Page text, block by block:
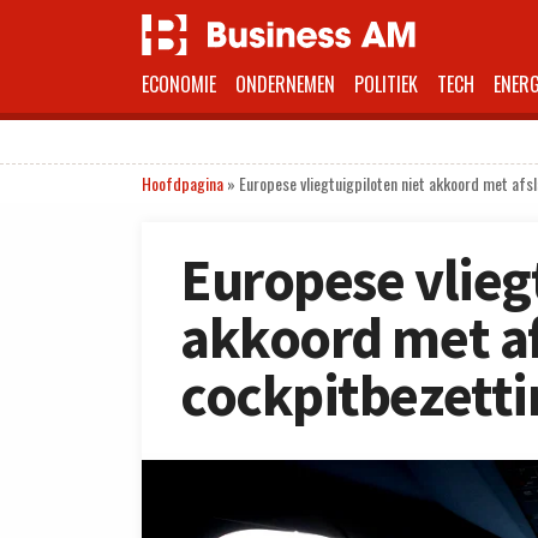
ECONOMIE ONDERNEMEN POLITIEK TECH
Hoofdpagina» Europese vliegtuigpiloten niet akkoord met
Europese
akkoord met